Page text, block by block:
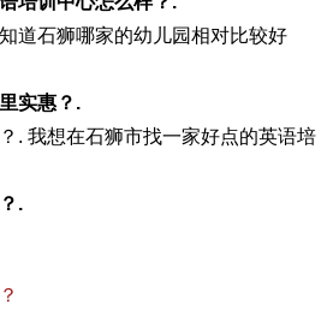
道石狮哪家的幼儿园相对比较好
实惠？.
. 我想在石狮市找一家好点的英语培
.